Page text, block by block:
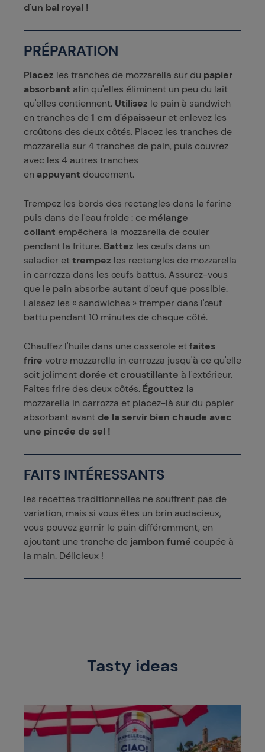
d'un bal royal !
PRÉPARATION
Placez les tranches de mozzarella sur du papier
absorbant afin qu'elles éliminent un peu du lait
qu'elles contiennent. Utilisez le pain à sandwich
en tranches de1 cm d'épaisseur et enlevez les
croûtons des deux côtés. Placez les tranches de
mozzarella sur 4 tranches de pain, puis couvrez
avec les 4 autres tranches
en appuyant doucement.
Trempez les bords des rectangles dans la farine
puis dans de l'eau froide : ce mélange
collant empêchera la mozzarella de couler
pendant la friture. Battez les œufs dans un
saladier ettrempez les rectangles de mozzarella
in carrozza dans les œufs battus. Assurez-vous
que le pain absorbe autant d'œuf que possible.
Laissez les « sandwiches » tremper dans l'œuf
battu pendant 10 minutes de chaque côté.
Chauffez l'huile dans une casserole etfaites
frire votre mozzarella in carrozza jusqu'à ce qu'elle
soit joliment dorée et croustillante à l'extérieur.
Faites frire des deux côtés. Égouttez la
mozzarella in carrozza et placez-là sur du papier
absorbant avant de la servir bien chaude avec
une pincée de sel !
FAITS INTÉRESSANTS
les recettes traditionnelles ne souffrent pas de
variation, mais si vous êtes un brin audacieux,
vous pouvez garnir le pain différemment, en
ajoutant une tranche de jambon fumé coupée à
la main. Délicieux !
Tasty ideas